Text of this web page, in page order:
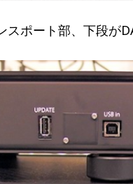
ポート部、下段が